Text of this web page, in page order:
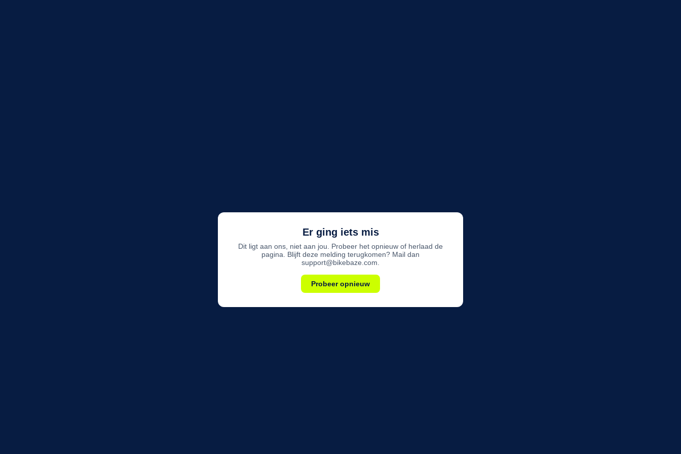
Er ging iets mis
Dit ligt aan ons, niet aan jou. Probeer het opnieuw of herlaad de
pagina. Blijft deze melding terugkomen? Mail dan
support@bikebaze.com.
Probeer opnieuw